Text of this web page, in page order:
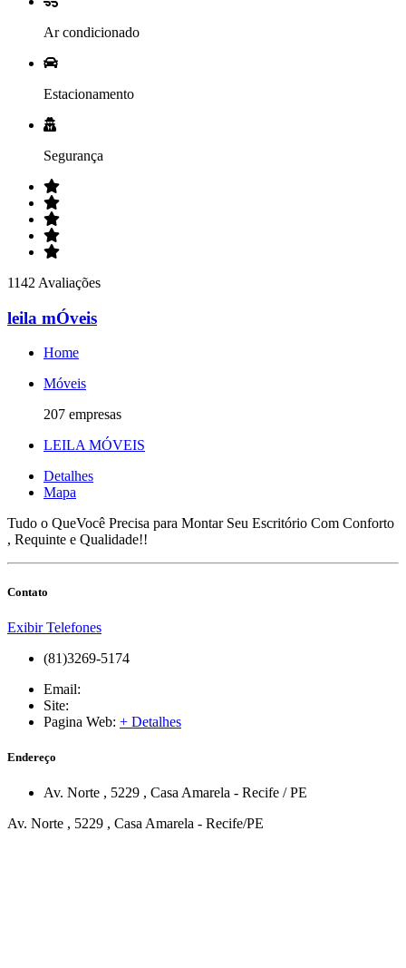
Ar condicionado
Estacionamento
Segurança
1142 Avaliações
leila mÓveis
Home
Móveis
207 empresas
LEILA MÓVEIS
Detalhes
Mapa
Tudo o QueVocê Precisa para Montar Seu Escritório Com Conforto
, Requinte e Qualidade!!
Contato
Exibir Telefones
(81)3269-5174
Email:
Site:
Pagina Web: + Detalhes
Endereço
Av. Norte , 5229 , Casa Amarela - Recife /PE
Av. Norte , 5229 , Casa Amarela - Recife/PE